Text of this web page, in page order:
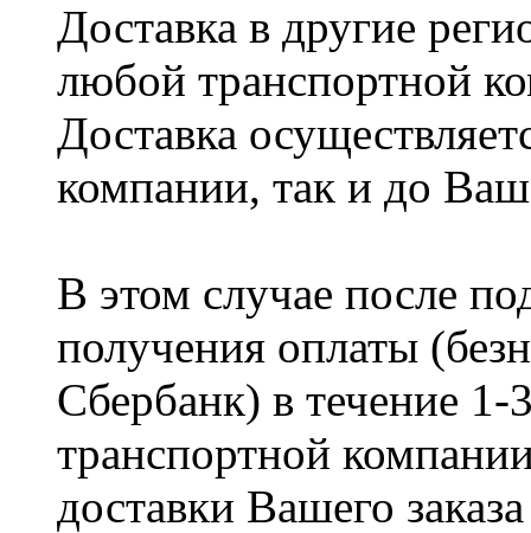
Доставка в другие
любой транспортной
Доставка
компании, так и до
В этом случае после
получения оплаты
Сбербанк) в течение
транспортной
доставки Вашего